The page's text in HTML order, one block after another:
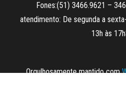
Fones:(51) 3466.9621 –
atendimento: De segunda a
13h às
Orgulhosamente mantido com